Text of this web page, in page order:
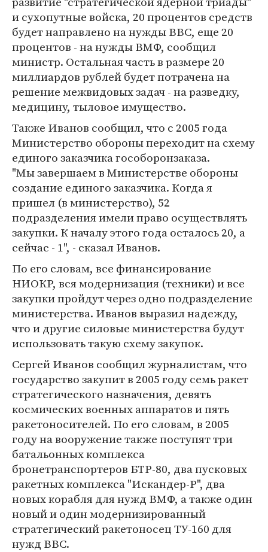
и сухопутные войска, 20 процентов средств
будет направлено на нужды ВВС, еще 20
процентов - на нужды ВМФ, сообщил
министр. Остальная часть в размере 20
миллиардов рублей будет потрачена на
решение межвидовых задач - на разведку,
медицину, тыловое имущество.
Также Иванов сообщил, что с 2005 года
Министерство обороны переходит на схему
единого заказчика гособоронзаказа.
"Мы завершаем в Министерстве обороны
создание единого заказчика. Когда я
пришел (в министерство), 52
подразделения имели право осуществлять
закупки. К началу этого года осталось 20, а
сейчас - 1", - сказал Иванов.
По его словам, все финансирование
НИОКР, вся модернизация (техники) и все
закупки пройдут через одно подразделение
министерства. Иванов выразил надежду,
что и другие силовые министерства будут
использовать такую схему закупок.
Сергей Иванов сообщил журналистам, что
государство закупит в 2005 году семь ракет
стратегического назначения, девять
космических военных аппаратов и пять
ракетоносителей. По его словам, в 2005
году на вооружение также поступят три
батальонных комплекса
бронетранспортеров БТР-80, два пусковых
ракетных комплекса "Искандер-Р", два
новых корабля для нужд ВМФ, а также один
новый и один модернизированный
стратегический ракетоносец ТУ-160 для
нужд ВВС.